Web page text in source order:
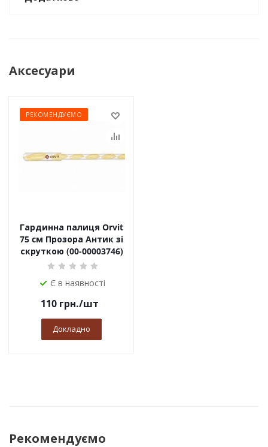
Аксесуари
РЕКОМЕНДУЄМО
Гардинна палиця Orvit
75 cм Прозора Антик зі
скруткою (00-00003746)
Є в наявності
110грн./шт
Докладно
Рекомендуємо